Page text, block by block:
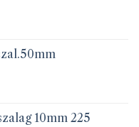
10mm 225